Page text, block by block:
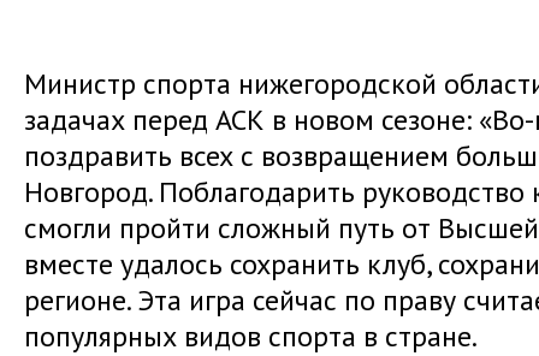
Министр спорта нижегородской
задачах перед АСК в новом сезоне:
поздравить всех с возвращением
Новгород. Поблагодарить руководство
смогли пройти сложный путь от
вместе удалось сохранить клуб,
регионе. Эта игра сейчас по праву
популярных видов спорта в стране.